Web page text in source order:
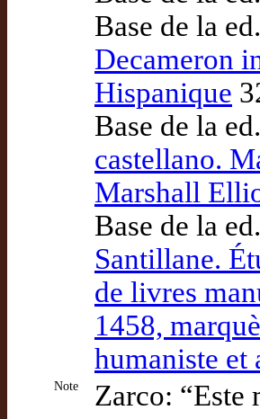
Base de la
Decameron
Hispanique
Base de la
castellano.
Marshall
Base de la
Santillane.
de livres
1458,
humaniste et
Note Zarco: “Este